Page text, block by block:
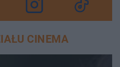
CINEMA